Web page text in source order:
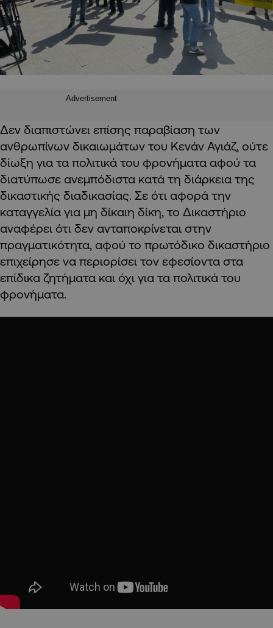
Advertisement
Δεν διαπιστώνει επίσης παραβίαση των
ανθρωπίνων δικαιωμάτων του Κενάν Αγιάζ, ούτε
δίωξη για τα πολιτικά του φρονήματα αφού τα
διατύπωσε ανεμπόδιστα κατά τη διάρκεια της
δικαστικής διαδικασίας. Σε ότι αφορά την
καταγγελία για μη δίκαιη δίκη, το Δικαστήριο
αναφέρει ότι δεν ανταποκρίνεται στην
πραγματικότητα, αφού το πρωτόδικο δικαστήριο
επιχείρησε να περιορίσει τον εφεσίοντα στα
επίδικα ζητήματα και όχι για τα πολιτικά του
φρονήματα.